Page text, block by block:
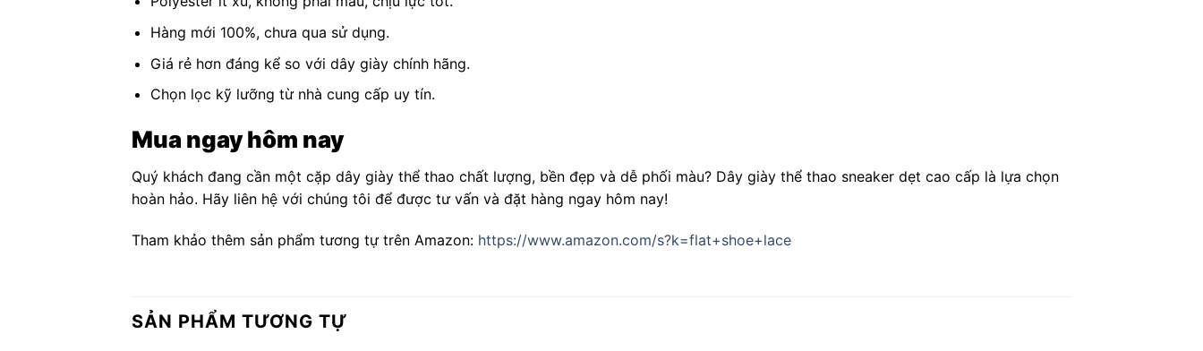
Hàng mới 100%, chưa qua sử dụng.
Giá rẻ hơn đáng kể so với dây giày chính hãng.
Chọn lọc kỹ lưỡng từ nhà cung cấp uy tín.
Mua ngay hôm nay
Quý khách đang cần một cặp dây giày thể thao chất lượng, bền đẹp và dễ phối màu? Dây giày thể thao sneaker dẹt cao cấp là lựa chọn
hoàn hảo. Hãy liên hệ với chúng tôi để được tư vấn và đặt hàng ngay hôm nay!
Tham khảo thêm sản phẩm tương tự trên Amazon: https://www.amazon.com/s?k=flat+shoe+lace
SẢN PHẨM TƯƠNG TỰ